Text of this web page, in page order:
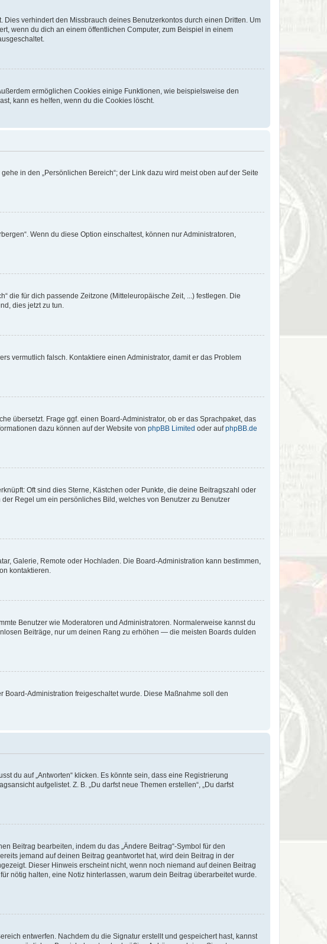
verhindert den Missbrauch deines Benutzerkontos durch einen Dritten. Um
wenn du dich an einem öffentlichen Computer, zum Beispiel in einem
ermöglichen Cookies einige Funktionen, wie beispielsweise den
kann es helfen, wenn du die Cookies löscht.
in den „Persönlichen Bereich“; der Link dazu wird meist oben auf der Seite
Wenn du diese Option einschaltest, können nur Administratoren,
die für dich passende Zeitzone (Mitteleuropäische Zeit, ...) festlegen. Die
dies jetzt zu tun.
vermutlich falsch. Kontaktiere einen Administrator, damit er das Problem
übersetzt. Frage ggf. einen Board-Administrator, ob er das Sprachpaket, das
dazu können auf der Website von phpBB Limited oder aufphpBB.de
Oft sind dies Sterne, Kästchen oder Punkte, die deine Beitragszahl oder
Regel um ein persönliches Bild, welches von Benutzer zu Benutzer
Galerie, Remote oder Hochladen. Die Board-Administration kann bestimmen,
kontaktieren.
Benutzer wie Moderatoren und Administratoren. Normalerweise kannst du
Beiträge, nur um deinen Rang zu erhöhen — die meisten Boards dulden
Administration freigeschaltet wurde. Diese Maßnahme soll den
du auf „Antworten“ klicken. Es könnte sein, dass eine Registrierung
aufgelistet. Z. B. „Du darfst neue Themen erstellen“, „Du darfst
Beitrag bearbeiten, indem du das „Ändere Beitrag“-Symbol für den
jemand auf deinen Beitrag geantwortet hat, wird dein Beitrag in der
Dieser Hinweis erscheint nicht, wenn noch niemand auf deinen Beitrag
nötig halten, eine Notiz hinterlassen, warum dein Beitrag überarbeitet wurde.
entwerfen. Nachdem du die Signatur erstellt und gespeichert hast, kannst